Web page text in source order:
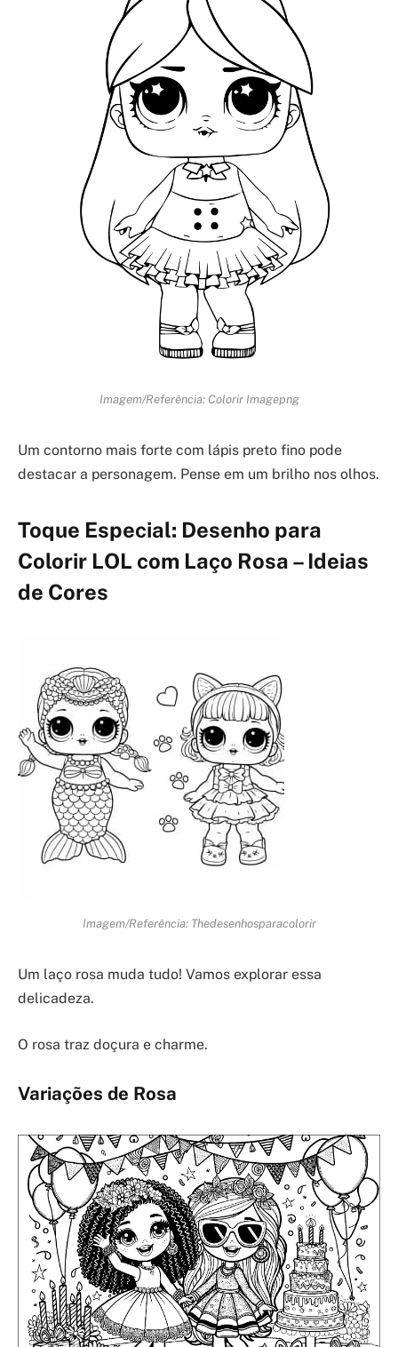
Imagem/Referência: Colorir Imagepng
Um contorno mais forte com lápis preto fino pode
destacar a personagem. Pense em um brilho nos olhos.
Toque Especial: Desenho para
Colorir LOL com Laço Rosa – Ideias
de Cores
Imagem/Referência: Thedesenhosparacolorir
Um laço rosa muda tudo! Vamos explorar essa
delicadeza.
O rosa traz doçura e charme.
Variações de Rosa